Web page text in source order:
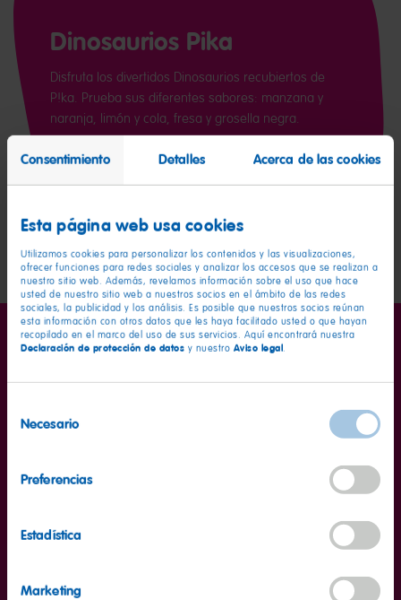
Consentimiento Detalles Acerca de las cookies
Esta página web usa cookies
Utilizamos cookies para personalizar los contenidos y las visualizaciones,
ofrecer funciones para redes sociales y analizar los accesos que se realizan a
nuestro sitio web. Además, revelamos información sobre el uso que hace
usted de nuestro sitio web a nuestros socios en el ámbito de las redes
sociales, la publicidad y los análisis. Es posible que nuestros socios reúnan
esta información con otros datos que les haya facilitado usted o que hayan
recopilado en el marco del uso de sus servicios. Aquí encontrará nuestra
Declaración de protección de datos y nuestro Aviso legal.
deNecesario
Preferencias
Estadística
Marketing
Dinosaurios Pika
Disfruta los divertidos Dinosaurios recubiertos de
P!ka. Prueba sus diferentes sabores: manzana y
naranja, limón y cola, fresa y grosella negra.
Información nutricional por 100 g
337kcal
de las cuales saturadas
<0,1g
de los cuales azúcares
54g